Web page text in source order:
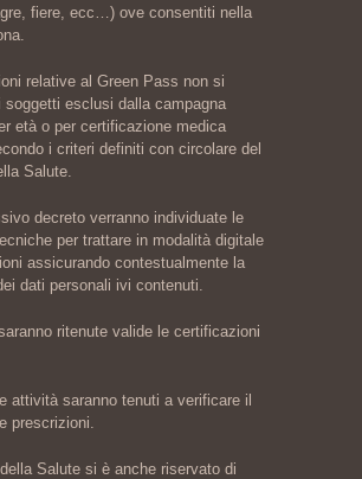
fiere, ecc…) ove consentiti nella
relative al Green Pass non si
soggetti esclusi dalla campagna
età o per certificazione medica
i criteri definiti con circolare del
Salute.
decreto verranno individuate le
per trattare in modalità digitale
assicurando contestualmente la
dati personali ivi contenuti.
ritenute valide le certificazioni
attività saranno tenuti a verificare il
prescrizioni.
della Salute si è anche riservato di